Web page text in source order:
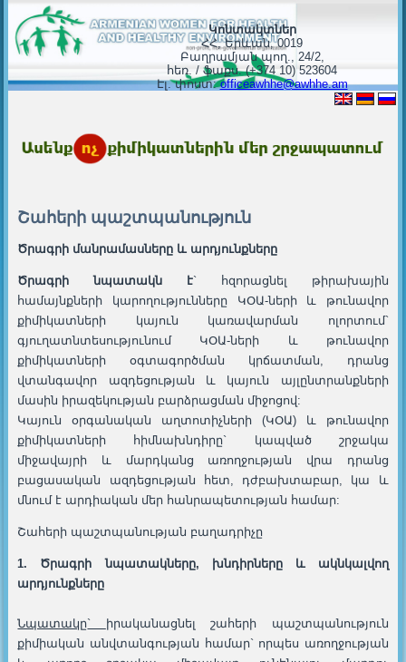
Կոնտակտներ
ՀՀ, Երևան, 0019
Բաղրամյան պող., 24/2,
հեռ. / ֆաքս. (+374 10) 523604
Էլ. փոստ:officeawhhe@awhhe.am
Շահերի պաշտպանություն
Ծրագրի մանրամասները և արդյունքները
Ծրագրի նպատակն է` հզորացնել թիրախային
համայնքների կարողությունները ԿՕԱ-ների և թունավոր
քիմիկատների կայուն կառավարման ոլորտում`
գյուղատնտեսությունում ԿՕԱ-ների և թունավոր
քիմիկատների օգտագործման կրճատման, դրանց
վտանգավոր ազդեցության և կայուն այլընտրանքների
մասին իրազեկության բարձրացման միջոցով:
Կայուն օրգանական աղտոտիչների (ԿՕԱ) և թունավոր
քիմիկատների հիմնախնդիրը` կապված շրջակա
միջավայրի և մարդկանց առողջության վրա դրանց
բացասական ազդեցության հետ, դժբախտաբար, կա և
մնում է արդիական մեր հանրապետության համար:
Շահերի պաշտպանության բաղադրիչը
1. Ծրագրի նպատակները, խնդիրները և
ակնկալվող
արդյունքները
Նպատակը`
իրականացնել շահերի պաշտպանություն
քիմիական անվտանգության համար` որպես առողջության